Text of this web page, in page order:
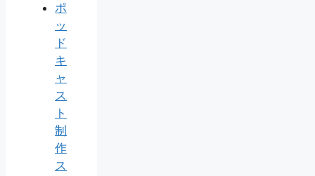
ポ
ッ
ド
キ
ャ
ス
ト
制
作
ス